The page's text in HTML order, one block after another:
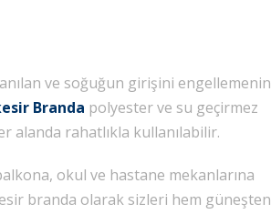
ve soğuğun girişini engellemenin
Branda polyester ve su geçirmez
alanda rahatlıkla kullanılabilir.
okul ve hastane mekanlarına
branda olarak sizleri hem güneşten